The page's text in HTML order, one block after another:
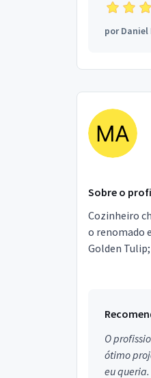
porDaniel
Sobre o
Cozinheiro
o renomado
Golden
O
ótimo
eu